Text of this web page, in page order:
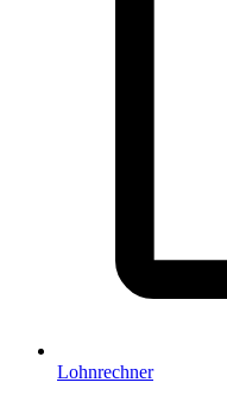
Lohnrechner